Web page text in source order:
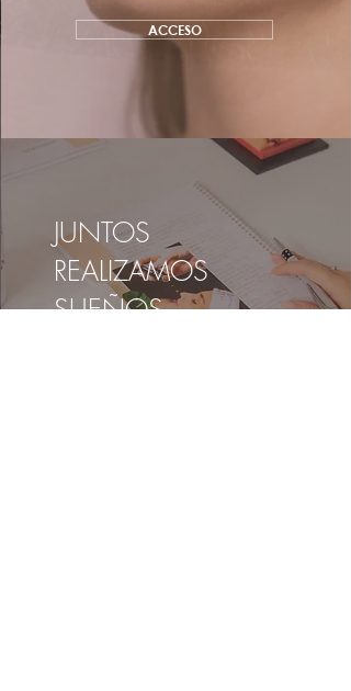
ACCESO
JUNTOS
REALIZAMOS
SUEÑOS